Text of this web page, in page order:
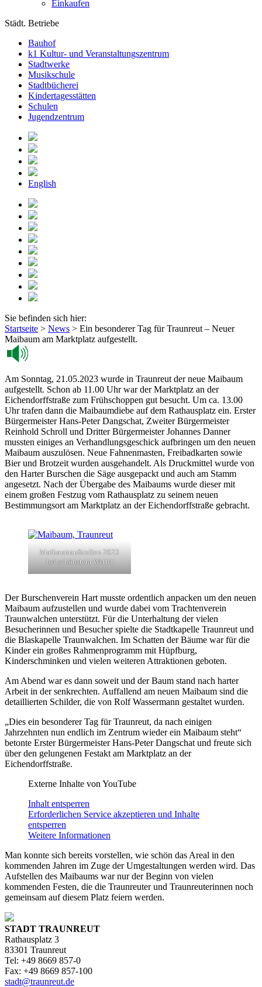
Einkaufen
Städt. Betriebe
Bauhof
k1 Kultur- und Veranstaltungszentrum
Stadtwerke
Musikschule
Stadtbücherei
Kindertagesstätten
Schulen
Jugendzentrum
English
Sie befinden sich hier:
Startseite > News > Ein besonderer Tag für Traunreut – Neuer
Maibaum am Marktplatz aufgestellt.
Am Sonntag, 21.05.2023 wurde in Traunreut der neue Maibaum
aufgestellt. Schon ab 11.00 Uhr war der Marktplatz an der
Eichendorffstraße zum Frühschoppen gut besucht. Um ca. 13.00
Uhr trafen dann die Maibaumdiebe auf dem Rathausplatz ein. Erster
Bürgermeister Hans-Peter Dangschat, Zweiter Bürgermeister
Reinhold Schroll und Dritter Bürgermeister Johannes Danner
mussten einiges an Verhandlungsgeschick aufbringen um den neuen
Maibaum auszulösen. Neue Fahnenmasten, Freibadkarten sowie
Bier und Brotzeit wurden ausgehandelt. Als Druckmittel wurde von
den Harter Burschen die Säge ausgepackt und auch am Stamm
angesetzt. Nach der Übergabe des Maibaums wurde dieser mit
einem großen Festzug vom Rathausplatz zu seinem neuen
Bestimmungsort am Marktplatz an der Eichendorffstraße gebracht.
Maibaumaufstellen 2023
bei schönstem Wetter
Der Burschenverein Hart musste ordentlich anpacken um den neuen
Maibaum aufzustellen und wurde dabei vom Trachtenverein
Traunwalchen unterstützt. Für die Unterhaltung der vielen
Besucherinnen und Besucher spielte die Stadtkapelle Traunreut und
die Blaskapelle Traunwalchen. Im Schatten der Bäume war für die
Kinder ein großes Rahmenprogramm mit Hüpfburg,
Kinderschminken und vielen weiteren Attraktionen geboten.
Am Abend war es dann soweit und der Baum stand nach harter
Arbeit in der senkrechten. Auffallend am neuen Maibaum sind die
detaillierten Schilder, die von Rolf Wassermann gestaltet wurden.
„Dies ein besonderer Tag für Traunreut, da nach einigen
Jahrzehnten nun endlich im Zentrum wieder ein Maibaum steht“
betonte Erster Bürgermeister Hans-Peter Dangschat und freute sich
über den gelungenen Festakt am Marktplatz an der
Eichendorffstraße.
Externe Inhalte von YouTube
Inhalt entsperren
Erforderlichen Service akzeptieren und Inhalte
entsperren
Weitere Informationen
Man konnte sich bereits vorstellen, wie schön das Areal in den
kommenden Jahren im Zuge der Umgestaltungen werden wird. Das
Aufstellen des Maibaums war nur der Beginn von vielen
kommenden Festen, die die Traunreuter und Traunreuterinnen noch
gemeinsam auf diesem Platz feiern werden.
STADT TRAUNREUT
Rathausplatz 3
83301 Traunreut
Tel: +49 8669 857-0
Fax: +49 8669 857-100
stadt@traunreut.de